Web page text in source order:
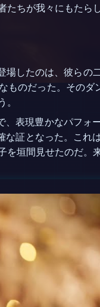
たちが我々にもたら
場したのは、彼らの
のだった。そのダ
、表現豊かなパフォ
な証となった。これ
を垣間見せたのだ。